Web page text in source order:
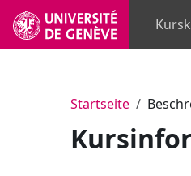
Zum Hauptinhalt
Startseite